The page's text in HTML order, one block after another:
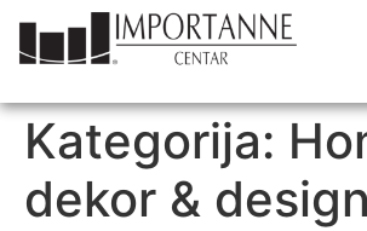
Kategorija:
dekor & design